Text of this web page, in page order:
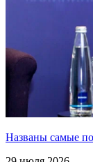
Названы самые